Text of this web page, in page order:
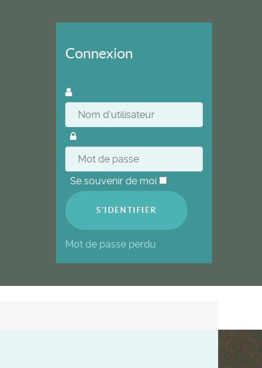
Connexion
Se souvenir de moi
S'IDENTIFIER
Mot de passe perdu